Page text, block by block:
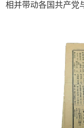
相并带动各国共产党